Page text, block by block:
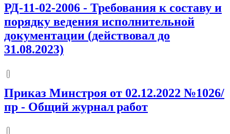
РД-11-02-2006 - Требования к составу и
порядку ведения исполнительной
документации (действовал до
31.08.2023)
Приказ Минстроя от 02.12.2022 №1026/
пр - Общий журнал работ